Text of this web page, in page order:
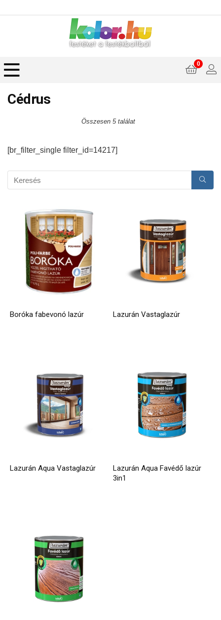
0
Cédrus
Összesen 5 találat
[br_filter_single filter_id=14217]
Boróka fabevonó lazúr Lazurán Vastaglazúr
Lazurán Aqua Vastaglazúr
Lazurán Aqua Favédő lazúr
3in1